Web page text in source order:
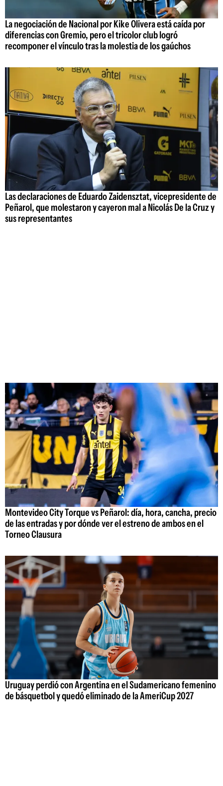
La negociación de Nacional por Kike Olivera está caída por
diferencias con Gremio, pero el tricolor club logró
recomponer el vínculo tras la molestia de los gaúchos
Las declaraciones de Eduardo Zaidensztat, vicepresidente de
Peñarol, que molestaron y cayeron mal a Nicolás De la Cruz y
sus representantes
Montevideo City Torque vs Peñarol: día, hora, cancha, precio
de las entradas y por dónde ver el estreno de ambos en el
Torneo Clausura
Uruguay perdió con Argentina en el Sudamericano femenino
de básquetbol y quedó eliminado de la AmeriCup 2027